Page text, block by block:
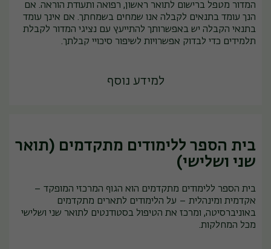
המדור מטפל ברישום לתואר ראשון, רפואה ותעודת הוראה. אם
הנך עומד בתנאים לקבלה אנו שמחים בשמחתך. אם אינך עומד
בתנאי הקבלה יש באפשרותך להתייעץ עם נציגי המדור לקבלת
תלמידים כדי לבדוק אפשרויות לשיפור סיכויי קבלתך.
למידע נוסף
בית הספר ללימודים מתקדמים (תואר
שני ושלישי)
בית הספר ללימודים מתקדמים הוא הגוף המרכזי המופקד –
אקדמית ומינהלית – על הלימודים לתארים מתקדמים
באוניברסיטה, ומרכז את הטיפול בסטודנטים לתואר שני ושלישי
מכל המחלקות.